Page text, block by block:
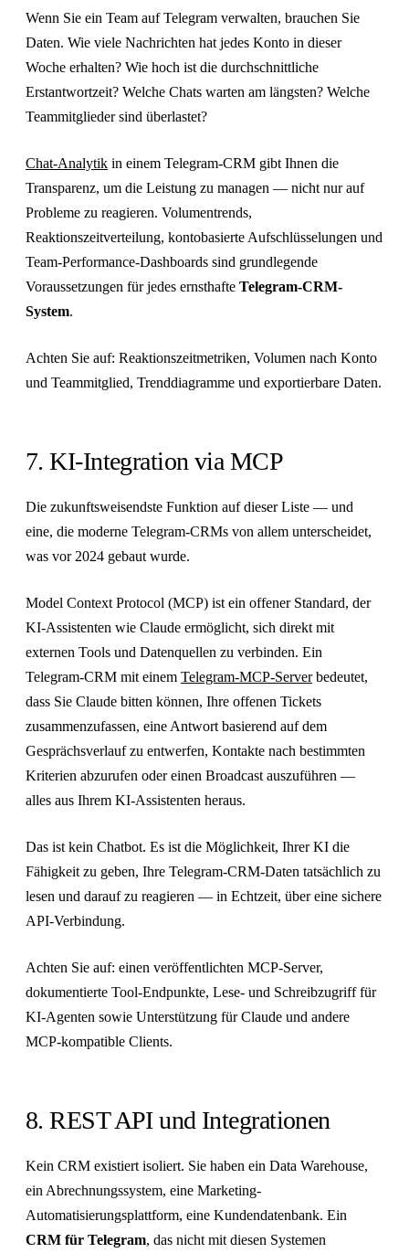
Wenn Sie ein Team auf Telegram verwalten, brauchen Sie
Daten. Wie viele Nachrichten hat jedes Konto in dieser
Woche erhalten? Wie hoch ist die durchschnittliche
Erstantwortzeit? Welche Chats warten am längsten? Welche
Teammitglieder sind überlastet?
Chat-Analytik in einem Telegram-CRM gibt Ihnen die
Transparenz, um die Leistung zu managen — nicht nur auf
Probleme zu reagieren. Volumentrends,
Reaktionszeitverteilung, kontobasierte Aufschlüsselungen und
Team-Performance-Dashboards sind grundlegende
Voraussetzungen für jedes ernsthafte Telegram-CRM-
System.
Achten Sie auf: Reaktionszeitmetriken, Volumen nach Konto
und Teammitglied, Trenddiagramme und exportierbare Daten.
7. KI-Integration via MCP
Die zukunftsweisendste Funktion auf dieser Liste — und
eine, die moderne Telegram-CRMs von allem unterscheidet,
was vor 2024 gebaut wurde.
Model Context Protocol (MCP) ist ein offener Standard, der
KI-Assistenten wie Claude ermöglicht, sich direkt mit
externen Tools und Datenquellen zu verbinden. Ein
Telegram-CRM mit einem Telegram-MCP-Serverbedeutet,
dass Sie Claude bitten können, Ihre offenen Tickets
zusammenzufassen, eine Antwort basierend auf dem
Gesprächsverlauf zu entwerfen, Kontakte nach bestimmten
Kriterien abzurufen oder einen Broadcast auszuführen —
alles aus Ihrem KI-Assistenten heraus.
Das ist kein Chatbot. Es ist die Möglichkeit, Ihrer KI die
Fähigkeit zu geben, Ihre Telegram-CRM-Daten tatsächlich zu
lesen und darauf zu reagieren — in Echtzeit, über eine sichere
API-Verbindung.
Achten Sie auf: einen veröffentlichten MCP-Server,
dokumentierte Tool-Endpunkte, Lese- und Schreibzugriff für
KI-Agenten sowie Unterstützung für Claude und andere
MCP-kompatible Clients.
8. REST API und Integrationen
Kein CRM existiert isoliert. Sie haben ein Data Warehouse,
ein Abrechnungssystem, eine Marketing-
Automatisierungsplattform, eine Kundendatenbank. Ein
CRM für Telegram, das nicht mit diesen Systemen